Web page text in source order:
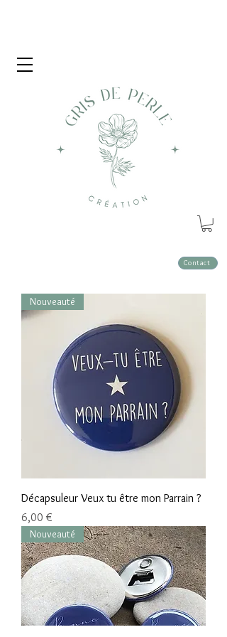
Contact
Nouveauté
Décapsuleur Veux tu être mon Parrain ?
Prix
6,00 €
Nouveauté